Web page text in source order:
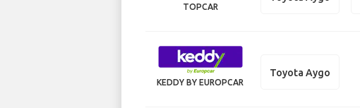
TOPCAR
KEDDY BY EUROPCAR
Toyota Aygo